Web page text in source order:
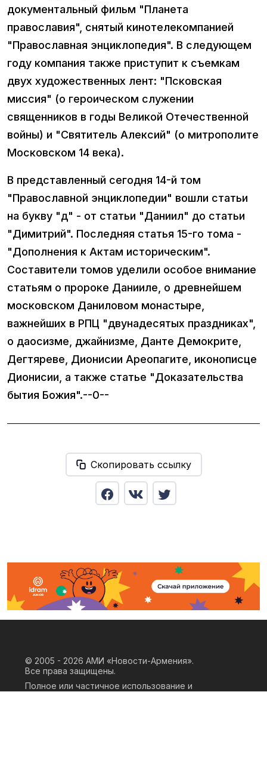
документальный фильм "Планета
православия", снятый кинотелекомпанией
"Православная энциклопедия". В следующем
году компания также приступит к съемкам
двух художественных лент: "Псковская
миссия" (о героическом служении
священников в годы Великой Отечественной
войны) и "Святитель Алексий" (о митрополите
Московском 14 века).
В представленный сегодня 14-й том
"Православной энциклопедии" вошли статьи
на букву "д" - от статьи "Даниил" до статьи
"Димитрий". Последняя статья 15-го тома -
"Дополнения к Актам историческим".
Составители томов уделили особое внимание
статьям о пророке Данииле, о древнейшем
московском Даниловом монастыре,
важнейших в РПЦ "двунадесятых праздниках",
о даосизме, джайнизме, Данте Демокрите,
Дегтяреве, Дионисии Ареопагите, иконописце
Дионисии, а также статье "Доказательства
бытия Божия".--0--
Скопировать ссылку
© 2005 - 2026 АМИ «Новости-Армения».
Все права защищены.
Полное или частичное использование и